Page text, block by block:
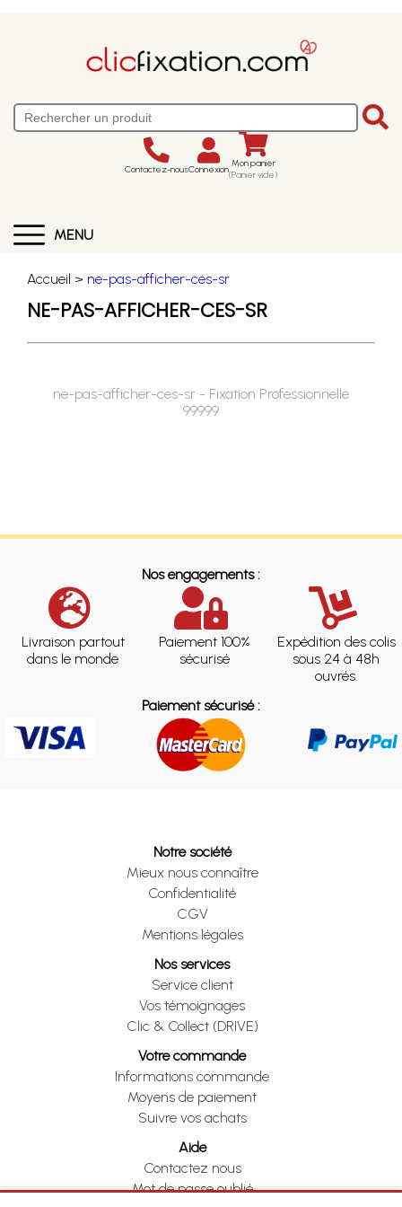
Contactez-nousConnexion Mon panier
(Panier vide)
MENU
Accueil > ne-pas-afficher-ces-sr
NE-PAS-AFFICHER-CES-SR
ne-pas-afficher-ces-sr - Fixation Professionnelle
99999
Nos engagements :
Livraison partout
dans le monde
Paiement 100%
sécurisé
Expédition des colis
sous 24 à 48h
ouvrés.
Paiement sécurisé :
Notre société
Mieux nous connaître
Confidentialité
CGV
Mentions légales
Nos services
Service client
Vos témoignages
Clic & Collect (DRIVE)
Votre commande
Informations commande
Moyens de paiement
Suivre vos achats
Aide
Contactez nous
Mot de passe oublié